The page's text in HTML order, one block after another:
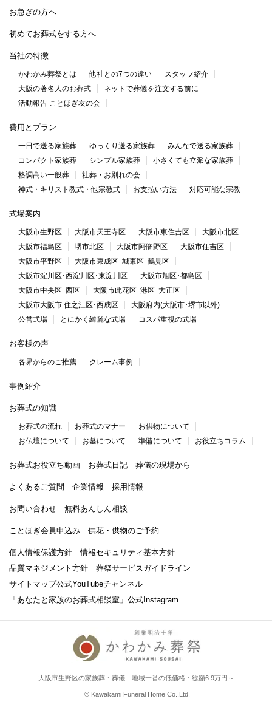
お急ぎの方へ
初めてお葬式をする方へ
当社の特徴
かわかみ葬祭とは 他社との7つの違い
スタッフ紹介
大阪の著名人のお葬式
ネットで葬儀を注文する前に
活動報告 ことほぎ友の会
費用とプラン
一日で送る家族葬 ゆっくり送る家族葬
みんなで送る家族葬
コンパクト家族葬
シンプル家族葬
小さくても立派な家族葬
格調高い一般葬
社葬・お別れの会
神式・キリスト教式・他宗教式
お支払い方法 対応可能な宗教
式場案内
大阪市生野区 大阪市天王寺区 大阪市東住吉区
大阪市北区
大阪市福島区
堺市北区 大阪市阿倍野区
大阪市住吉区
大阪市平野区
大阪市東成区･城東区･鶴見区
大阪市淀川区･西淀川区･東淀川区
大阪市旭区･都島区
大阪市中央区･西区
大阪市此花区･港区･大正区
大阪市大阪市 住之江区･西成区
大阪府内(大阪市･堺市以外)
公営式場
とにかく綺麗な式場 コスパ重視の式場
お客様の声
各界からのご推薦 クレーム事例
事例紹介
お葬式の知識
お葬式の流れ お葬式のマナー
お供物について
お仏壇について
お墓について 準備について お役立ちコラム
お葬式お役立ち動画 お葬式日記 葬儀の現場から
よくあるご質問 企業情報 採用情報
お問い合わせ 無料あんしん相談
ことほぎ会員申込み 供花・供物のご予約
個人情報保護方針
情報セキュリティ基本方針
品質マネジメント方針
葬祭サービスガイドライン
サイトマップ公式YouTubeチャンネル
「あなたと家族のお葬式相談室」 公式Instagram
大阪市生野区の家族葬・葬儀 地域一番の低価格・総額6.9万円～
© Kawakami Funeral Home Co.,Ltd.